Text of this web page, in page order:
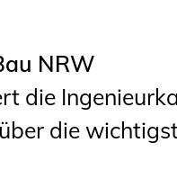
NRW
die
die